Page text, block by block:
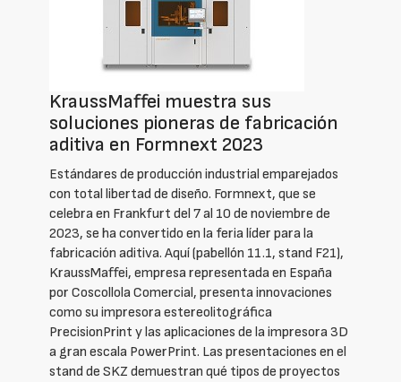
KraussMaffei muestra sus
soluciones pioneras de fabricación
aditiva en Formnext 2023
Estándares de producción industrial emparejados
con total libertad de diseño. Formnext, que se
celebra en Frankfurt del 7 al 10 de noviembre de
2023, se ha convertido en la feria líder para la
fabricación aditiva. Aquí (pabellón 11.1, stand F21),
KraussMaffei, empresa representada en España
por Coscollola Comercial, presenta innovaciones
como su impresora estereolitográfica
PrecisionPrint y las aplicaciones de la impresora 3D
a gran escala PowerPrint. Las presentaciones en el
stand de SKZ demuestran qué tipos de proyectos